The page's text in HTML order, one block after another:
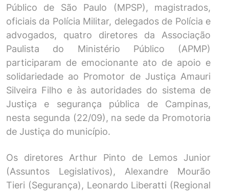
Público de São Paulo (MPSP), magistrados,
oficiais da Polícia Militar, delegados de Polícia e
advogados, quatro diretores da Associação
Paulista do Ministério Público (APMP)
participaram de emocionante ato de apoio e
solidariedade ao Promotor de Justiça Amauri
Silveira Filho e às autoridades do sistema de
Justiça e segurança pública de Campinas,
nesta segunda (22/09), na sede da Promotoria
de Justiça do município.
Os diretores Arthur Pinto de Lemos Junior
(Assuntos Legislativos), Alexandre Mourão
Tieri (Segurança), Leonardo Liberatti (Regional